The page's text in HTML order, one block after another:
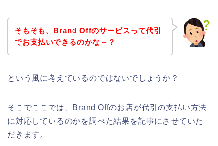
そもそも、Brand Offのサービスって代引
でお支払いできるのかな～？
という風に考えているのではないでしょうか？
そこでここでは、Brand Offのお店が代引の支払い方法
に対応しているのかを調べた結果を記事にさせていた
だきます。